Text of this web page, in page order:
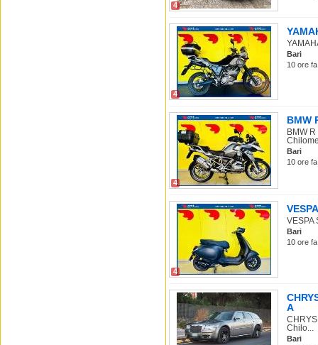
4
4
Bari
10 ore
4
BMW
BMW
Bari
10 ore
4
VESPA
Bari
10 ore
A
Chilo...
Bari